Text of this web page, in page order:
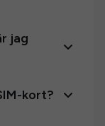
jag
kort?